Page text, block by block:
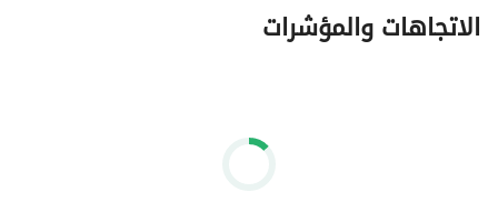
الاتجاهات والمؤشرات